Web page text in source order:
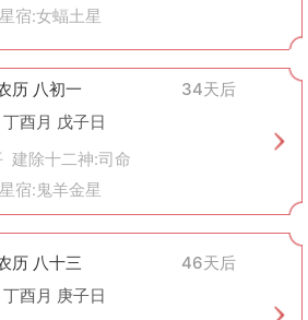
，不同的方位对应着不同的五行属性，选
助于增强家宅运势。
中国传统文化中是一项集实用性与象征性
蕴含着深厚的文化底蕴和科学道理。
宿:女蝠土星
历 八初一
34天后
酉月 戊子日
建除十二神:司命
宿:鬼羊金星
历 八十三
46天后
酉月 庚子日